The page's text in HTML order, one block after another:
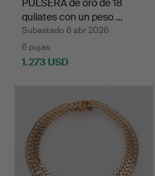
PULSERA de oro de 18
quilates con un peso …
Subastado 6 abr 2026
6 pujas
1.273 USD